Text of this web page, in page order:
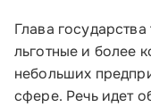
Глава
льготные и более
небольших
сфере. Речь идет